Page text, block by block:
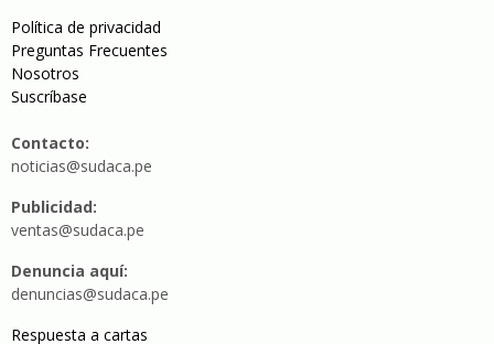
Política de privacidad
Preguntas Frecuentes
Nosotros
Suscríbase
Contacto:
noticias@sudaca.pe
Publicidad:
ventas@sudaca.pe
Denuncia aquí:
denuncias@sudaca.pe
Respuesta a cartas